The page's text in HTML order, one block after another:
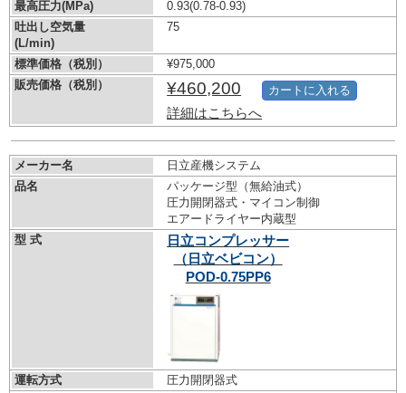
最高圧力(MPa)
0.93(0.78-0.93)
吐出し空気量
(L/min)
75
標準価格（税別）
¥975,000
販売価格（税別）
¥460,200
詳細はこちらへ
カートに入れる
メーカー名
日立産機システム
品名
パッケージ型（無給油式）
圧力開閉器式・マイコン制御
エアードライヤー内蔵型
型 式
日立コンプレッサー
（日立ベビコン）
POD-0.75PP6
運転方式
圧力開閉器式